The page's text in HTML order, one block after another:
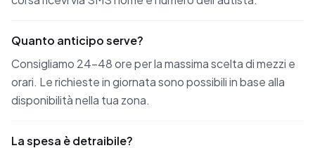
Quanto anticipo serve?
Consigliamo 24-48 ore per la massima scelta di mezzi e
orari. Le richieste in giornata sono possibili in base alla
disponibilità nella tua zona.
La spesa è detraibile?